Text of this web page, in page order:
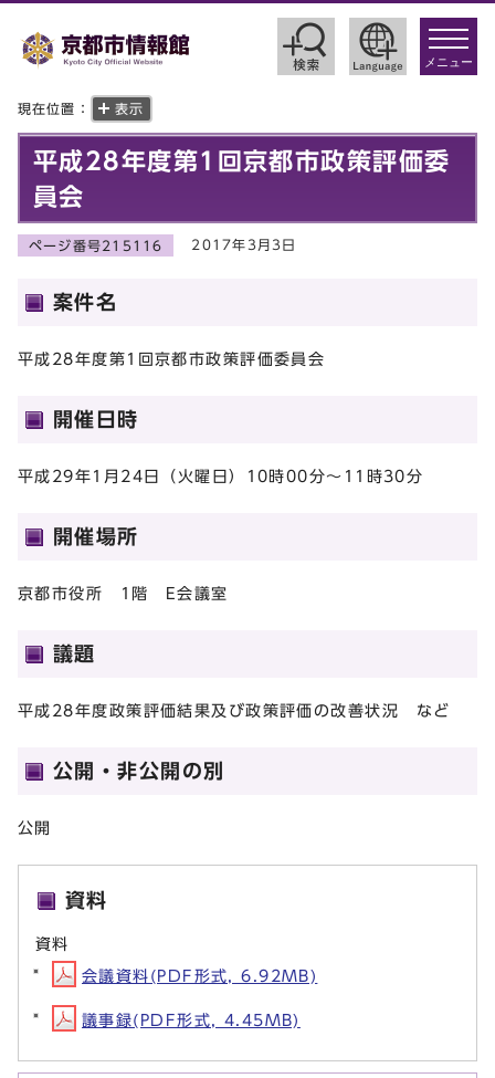
toggle
メニュー
現在位置： 表示
平成28年度第1回京都市政策評価委
員会
ページ番号215116 2017年3月3日
案件名
平成28年度第1回京都市政策評価委員会
開催日時
平成29年1月24日（火曜日）10時00分～11時30分
開催場所
京都市役所 1階 E会議室
議題
平成28年度政策評価結果及び政策評価の改善状況 など
公開・非公開の別
公開
資料
資料
会議資料(PDF形式, 6.92MB)
議事録(PDF形式, 4.45MB)